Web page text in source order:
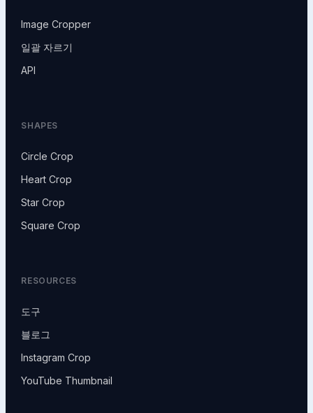
Image Cropper
일괄 자르기
API
SHAPES
Circle Crop
Heart Crop
Star Crop
Square Crop
RESOURCES
도구
블로그
Instagram Crop
YouTube Thumbnail